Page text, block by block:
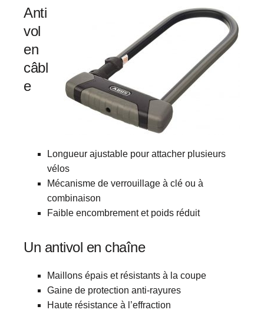
Anti
vol
en
câbl
e
Longueur ajustable pour attacher plusieurs
vélos
Mécanisme de verrouillage à clé ou à
combinaison
Faible encombrement et poids réduit
Un antivol en chaîne
Maillons épais et résistants à la coupe
Gaine de protection anti-rayures
Haute résistance à l’effraction